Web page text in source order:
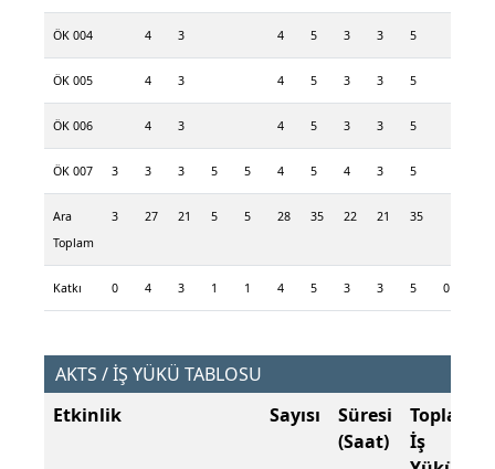
ÖK 004 4 3 4 5 3 3 5
ÖK 005 4 3 4 5 3 3 5
ÖK 006 4 3 4 5 3 3 5
ÖK 007 3 3 3 5 5 4 5 4 3 5
Ara
Toplam
3 27 21 5 5 28 35 22 21 35
Katkı 0 4 3 1 1 4 5 3 3 5 0
AKTS / İŞ YÜKÜ TABLOSU
Etkinlik
Sayısı
Süresi
(Saat)
Toplam
İş